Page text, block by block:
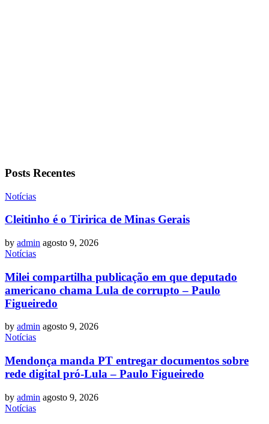
Posts Recentes
Notícias
Cleitinho é o Tiririca de Minas Gerais
by admin agosto 9, 2026
Notícias
Milei compartilha publicação em que deputado
americano chama Lula de corrupto – Paulo
Figueiredo
by admin agosto 9, 2026
Notícias
Mendonça manda PT entregar documentos sobre
rede digital pró-Lula – Paulo Figueiredo
by admin agosto 9, 2026
Notícias